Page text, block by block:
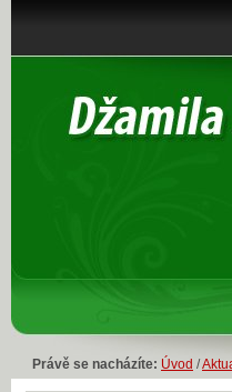
Právě se nacházíte: Úvod /